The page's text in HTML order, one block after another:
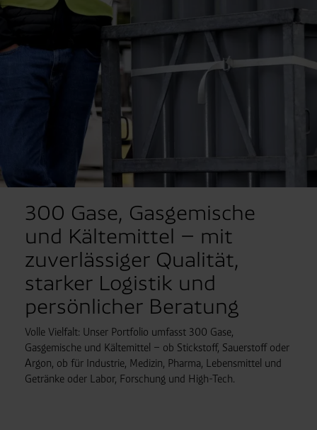
300 Gase, Gasgemische
und Kältemittel – mit
zuverlässiger Qualität,
starker Logistik und
persönlicher Beratung
Volle Vielfalt: Unser Portfolio umfasst 300 Gase,
Gasgemische und Kältemittel – ob Stickstoff, Sauerstoff oder
Argon, ob für Industrie, Medizin, Pharma, Lebensmittel und
Getränke oder Labor, Forschung und High-Tech.